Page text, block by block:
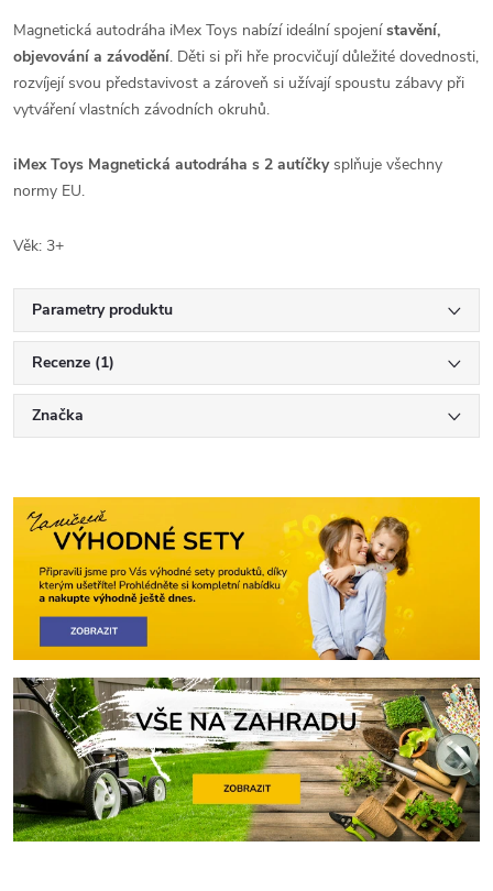
Magnetická autodráha iMex Toys nabízí ideální spojenístavění,
objevování a závodění. Děti si při hře procvičují důležité dovednosti,
rozvíjejí svou představivost a zároveň si užívají spoustu zábavy při
vytváření vlastních závodních okruhů.
iMex Toys Magnetická autodráha s 2 autíčkysplňuje všechny
normy EU.
Věk: 3+
Parametry produktu
Recenze (1)
Značka